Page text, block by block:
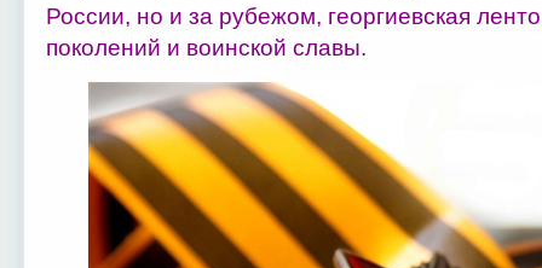
России, но и за рубежом, георгиевская
поколений и воинской славы.